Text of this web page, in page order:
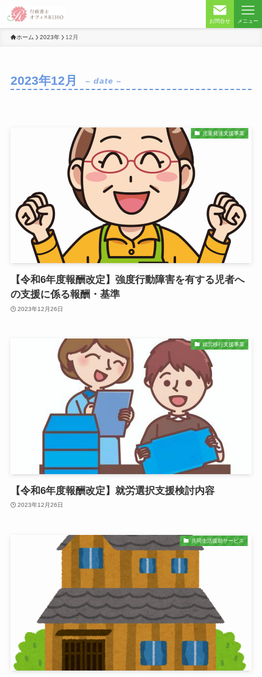
お問合せ メニュー
ホーム 2023年 12月
2023年12月 – date –
児童発達支援事業
【令和6年度報酬改定】強度行動障害を有する児者へ
の支援に係る報酬・基準
2023年12月26日
就労移行支援事業
【令和6年度報酬改定】就労選択支援検討内容
2023年12月26日
共同生活援助サービス